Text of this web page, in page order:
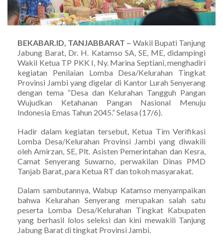
BEKABAR.ID, TANJABBARAT – Wakil Bupati Tanjung
Jabung Barat, Dr. H. Katamso SA, SE, ME, didampingi
Wakil Ketua TP PKK I, Ny. Marina Septiani, menghadiri
kegiatan Penilaian Lomba Desa/Kelurahan Tingkat
Provinsi Jambi yang digelar di Kantor Lurah Senyerang
dengan tema “Desa dan Kelurahan Tangguh Pangan
Wujudkan Ketahanan Pangan Nasional Menuju
Indonesia Emas Tahun 2045.” Selasa (17/6).
Hadir dalam kegiatan tersebut, Ketua Tim Verifikasi
Lomba Desa/Kelurahan Provinsi Jambi yang diwakili
oleh Amirzan, SE, Plt. Asisten Pemerintahan dan Kesra,
Camat Senyerang Suwarno, perwakilan Dinas PMD
Tanjab Barat, para Ketua RT dan tokoh masyarakat.
Dalam sambutannya, Wabup Katamso menyampaikan
bahwa Kelurahan Senyerang merupakan salah satu
peserta Lomba Desa/Kelurahan Tingkat Kabupaten
yang berhasil lolos seleksi dan kini mewakili Tanjung
Jabung Barat di tingkat Provinsi Jambi.